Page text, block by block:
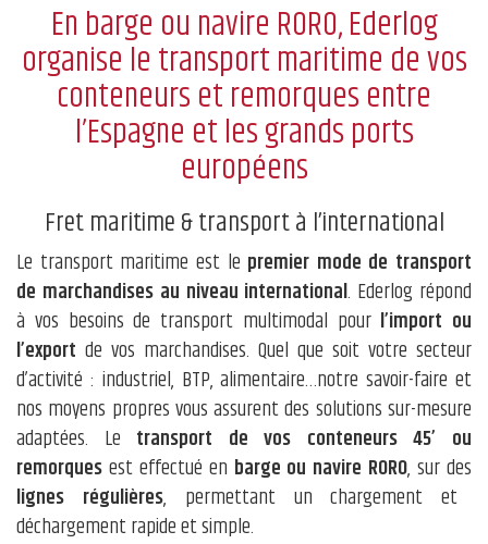
En barge ou navire RORO, Ederlog
organise le transport maritime de vos
conteneurs et remorques entre
l’Espagne et les grands ports
européens
Fret maritime & transport à l’international
Le transport maritime est le premier mode de transport
de marchandises au niveau international. Ederlog répond
à vos besoins de transport multimodal pour l’import ou
l’export de vos marchandises. Quel que soit votre secteur
d’activité : industriel, BTP, alimentaire…notre savoir-faire et
nos moyens propres vous assurent des solutions sur-mesure
adaptées. Le transport de vos conteneurs 45’ ou
remorques est effectué en barge ou navire RORO, sur des
lignes régulières, permettant un chargement et
déchargement rapide et simple.